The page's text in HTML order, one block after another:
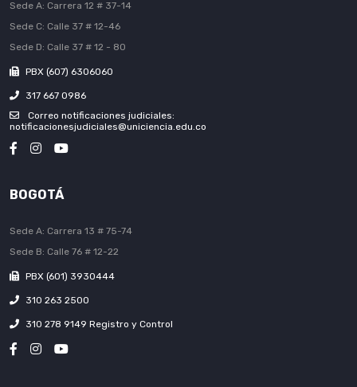
Sede A: Carrera 12 # 37-14
Sede C: Calle 37 # 12-46
Sede D: Calle 37 # 12 - 80
PBX (607) 6306060
317 667 0986
Correo notificaciones judiciales:
notificacionesjudiciales@uniciencia.edu.co
BOGOTÁ
Sede A: Carrera 13 # 75-74
Sede B: Calle 76 # 12-22
PBX (601) 3930444
310 263 2500
310 278 9149 Registro y Control